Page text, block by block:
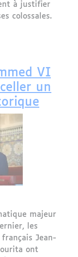
à justifier
colossales.
VI
un
majeur
les
Jean-
ont